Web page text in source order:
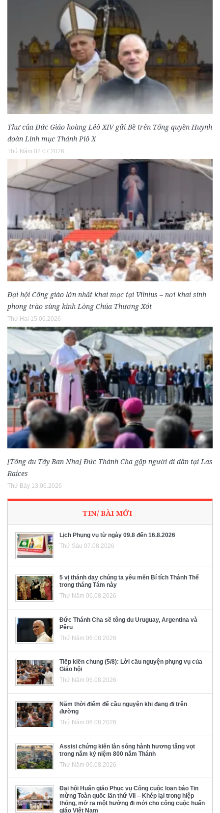
Thư của Đức Giáo hoàng Lêô XIV gửi Bề trên Tổng quyền Huynh
đoàn Linh mục Thánh Piô X
Thứ Năm 02.07.2026
Đại hội Công giáo lớn nhất khai mạc tại Vilnius – nơi khai sinh
phong trào sùng kính Lòng Chúa Thương Xót
Thứ Hai 15.06.2026
[Tông du Tây Ban Nha] Đức Thánh Cha gặp người di dân tại Las
Raíces
Thứ Bảy 13.06.2026
TIN/ BÀI MỚI
Lịch Phụng vụ từ ngày 09.8 đến 16.8.2026
Thứ Sáu 07.08.2026
5 vị thánh dạy chúng ta yêu mến Bí tích Thánh Thể
trong tháng Tám này
Thứ Năm 06.08.2026
Đức Thánh Cha sẽ tông du Uruguay, Argentina và
Pêru
Thứ Năm 06.08.2026
Tiếp kiến chung (5/8): Lời cầu nguyện phụng vụ của
Giáo hội
Thứ Năm 06.08.2026
Năm thời điểm để cầu nguyện khi đang đi trên
đường
Thứ Năm 06.08.2026
Assisi chứng kiến làn sóng hành hương tăng vọt
trong năm kỷ niệm 800 năm Thánh
Thứ Năm 06.08.2026
Đại hội Huấn giáo Phục vụ Công cuộc loan báo Tin
mừng Toàn quốc lần thứ VII – Khép lại trong hiệp
thông, mở ra một hướng đi mới cho công cuộc huấn
giáo Việt Nam